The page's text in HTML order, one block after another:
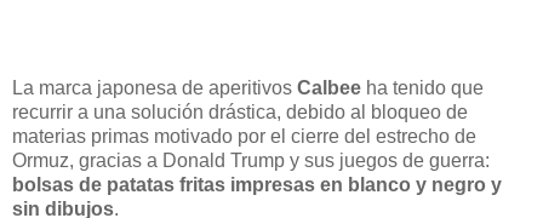
La marca japonesa de aperitivos Calbee ha tenido que
recurrir a una solución drástica, debido al bloqueo de
materias primas motivado por el cierre del estrecho de
Ormuz, gracias a Donald Trump y sus juegos de guerra:
bolsas de patatas fritas impresas en blanco y negro y
sin dibujos.